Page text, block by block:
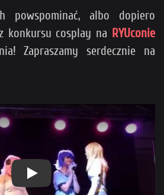
powspominać, albo dopiero
konkursu cosplay na RYUconie
Zapraszamy serdecznie na
Play